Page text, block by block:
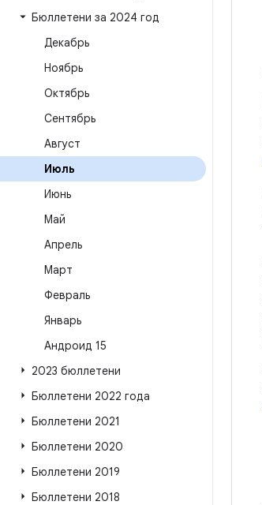
Бюллетени за 2024 год
Декабрь
Ноябрь
Октябрь
Сентябрь
Август
Июль
Июнь
Май
Апрель
Март
Февраль
Январь
Андроид 15
2023 бюллетени
Бюллетени 2022 года
Бюллетени 2021
Бюллетени 2020
Бюллетени 2019
Бюллетени 2018